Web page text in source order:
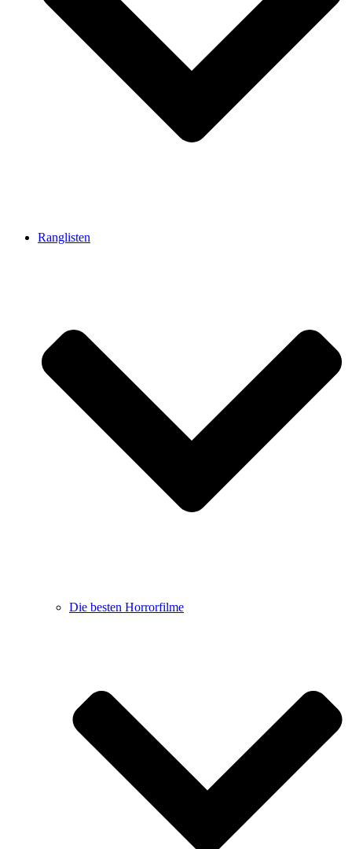
Ranglisten
Die besten Horrorfilme